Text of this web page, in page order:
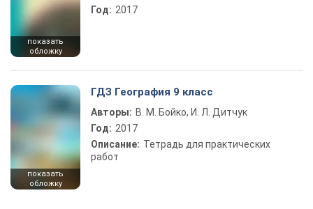
показать
обложку
Год: 2017
показать
обложку
ГДЗ География 9 класс
Авторы: В. М. Бойко, И. Л. Дитчук
Год: 2017
Описание: Тетрадь для практических
работ